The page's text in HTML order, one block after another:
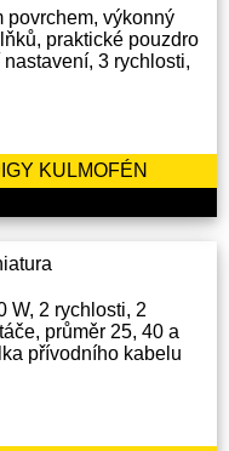
povrchem, výkonný
praktické pouzdro
3 rychlosti,
KULMOFÉN
W, 2 rychlosti, 2
průměr 25, 40 a
přívodního kabelu